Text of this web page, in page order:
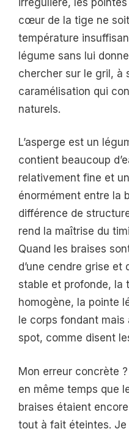
cœur de la tige ne
température
légume sans lui
chercher sur le gril, à
caramélisation qui
naturels.
L’asperge est un
contient beaucoup
relativement fine et
énormément entre la
différence de
rend la maîtrise du
Quand les braises
d’une cendre grise et
stable et profonde, la
homogène, la pointe
le corps fondant
spot, comme disent
Mon erreur concrète
en même temps que
braises étaient
tout à fait éteintes.